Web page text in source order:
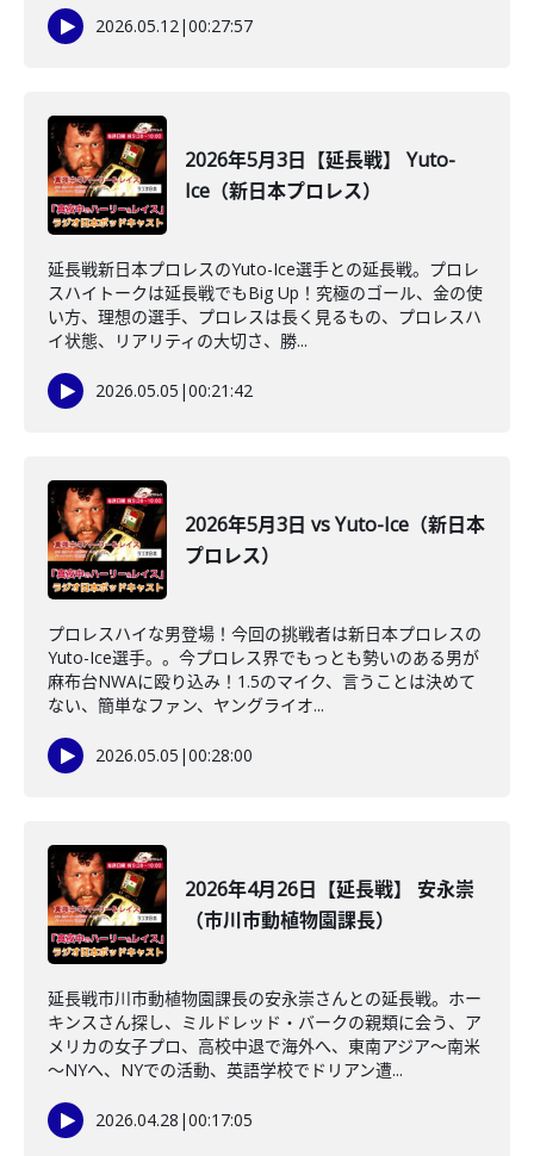
2026.05.12|00:27:57
2026年5月3日【延長戦】 Yuto-
Ice（新日本プロレス）
延長戦新日本プロレスのYuto-Ice選手との延長戦。プロレ
スハイトークは延長戦でもBig Up！究極のゴール、金の使
い方、理想の選手、プロレスは長く見るもの、プロレスハ
イ状態、リアリティの大切さ、勝...
2026.05.05 |00:21:42
2026年5月3日 vs Yuto-Ice（新日本
プロレス）
プロレスハイな男登場！今回の挑戦者は新日本プロレスの
Yuto-Ice選手。。今プロレス界でもっとも勢いのある男が
麻布台NWAに殴り込み！1.5のマイク、言うことは決めて
ない、簡単なファン、ヤングライオ...
2026.05.05 |00:28:00
2026年4月26日【延長戦】 安永崇
（市川市動植物園課長）
延長戦市川市動植物園課長の安永崇さんとの延長戦。ホー
キンスさん探し、ミルドレッド・バークの親類に会う、ア
メリカの女子プロ、高校中退で海外へ、東南アジア～南米
～NYへ、NYでの活動、英語学校でドリアン遭...
2026.04.28 |00:17:05